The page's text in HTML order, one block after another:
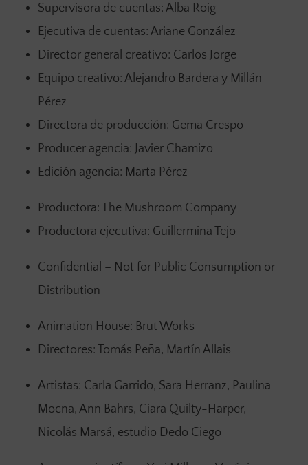
Supervisora de cuentas: Alba Roig
Ejecutiva de cuentas: Ariane González
Director general creativo: Carlos Jorge
Equipo creativo: Alejandro Bardera y Millán
Pérez
Directora de producción: Gema Crespo
Producer agencia: Javier Chamizo
Edición agencia: Marta Pérez
Productora: The Mushroom Company
Productora ejecutiva: Guillermina Tejo
Confidential – Not for Public Consumption or
Distribution
Animation House: Brut Works
Directores: Tomás Peña, Martín Allais
Artistas: Carla Garrido, Sara Herranz, Paulina
Mocna, Ann Bahrs, Ciara Quilty-Harper,
Nicolás Marsá, estudio Dedo Ciego